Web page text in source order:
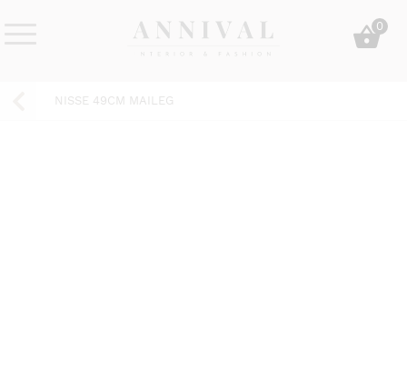
&
0
NISSE 49CM MAILEG